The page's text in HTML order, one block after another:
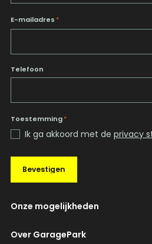
E-mailadres *
Telefoon
Toestemming*
Ik ga akkoord met deprivacy
Bevestigen
Onze mogelijkheden
Over GaragePark